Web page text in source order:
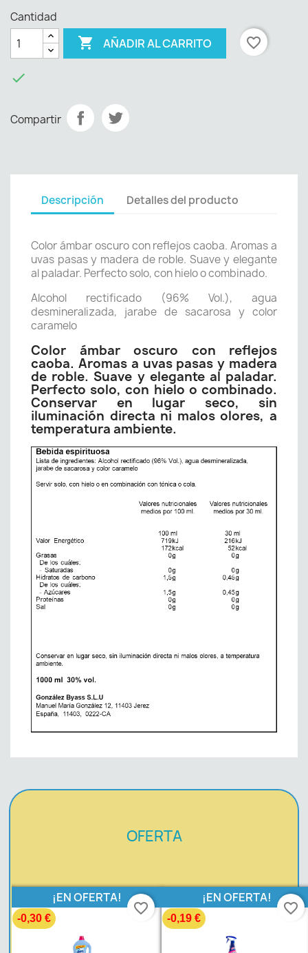
Cantidad
 AÑADIR AL CARRITO favorite_border

Compartir
Descripción Detalles del producto
Color ámbar oscuro con reflejos caoba. Aromas a
uvas pasas y madera de roble. Suave y elegante
al paladar. Perfecto solo, con hielo o combinado.
Alcohol rectificado (96% Vol.), agua
desmineralizada, jarabe de sacarosa y color
caramelo
Color ámbar oscuro con reflejos
caoba. Aromas a uvas pasas y madera
de roble. Suave y elegante al paladar.
Perfecto solo, con hielo o combinado.
Conservar en lugar seco, sin
iluminación directa ni malos olores, a
temperatura ambiente.
OFERTA
¡EN OFERTA!
-0,30 €
favorite_border
¡EN OFERTA!
-0,19 €
favorite_border